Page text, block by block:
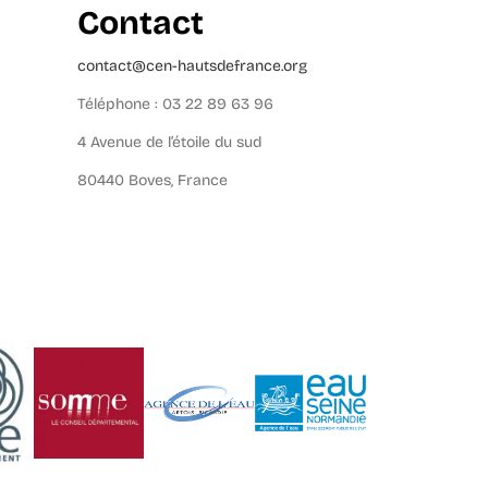
Contact
contact@cen-hautsdefrance.org
Téléphone : 03 22 89 63 96
4 Avenue de l’étoile du sud
80440 Boves, France